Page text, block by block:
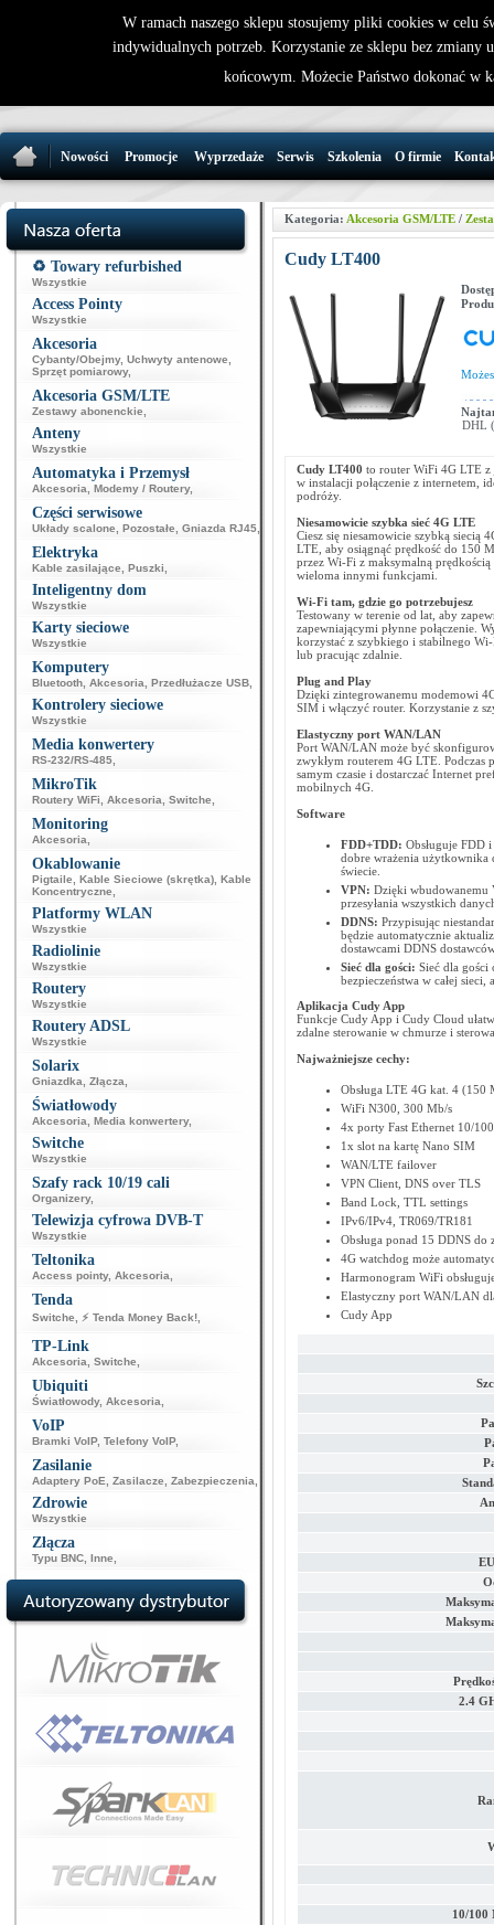
32 721 86
Nowości Promocje Wyprzedaże Serwis Szkolenia O firmie
♻️ Towary refurbished
Wszystkie
Access Pointy
Wszystkie
Akcesoria
Cybanty/Obejmy, Uchwyty antenowe
Sprzęt pomiarowy,
Akcesoria GSM/LTE
Zestawy abonenckie
Anteny
Wszystkie
Automatyka i Przemysł
Akcesoria Modemy / Routery,
Części serwisowe
Układy scalone Pozostałe Gniazda RJ45
Elektryka
Kable zasilające Puszki
Inteligentny dom
Wszystkie
Karty sieciowe
Wszystkie
Komputery
Bluetooth Akcesoria Przedłużacze USB
Kontrolery sieciowe
Wszystkie
Media konwertery
RS-232/RS-485
MikroTik
Routery WiFi Akcesoria Switche
Monitoring
Akcesoria
Okablowanie
Pigtaile Kable Sieciowe (skrętka) Kable
Koncentryczne
Platformy WLAN
Wszystkie
Radiolinie
Wszystkie
Routery
Wszystkie
Routery ADSL
Wszystkie
Solarix
Gniazdka Złącza
Światłowody
Akcesoria Media konwertery,
Switche
Wszystkie
Szafy rack 10/19 cali
Organizery,
Telewizja cyfrowa DVB-T
Wszystkie
Teltonika
Access pointy, Akcesoria
Tenda
Switche ⚡ Tenda Money Back!
TP-Link
Akcesoria Switche
Ubiquiti
Światłowody, Akcesoria
VoIP
Bramki VoIP, Telefony VoIP,
Zasilanie
Adaptery PoE Zasilacze Zabezpieczenia
Zdrowie
Wszystkie
Złącza
Typu BNC Inne
Kategoria: Akcesoria GSM/LTE/
Cudy LT400
DHL
Cudy LT400 to router WiFi 4G LTE z
w instalacji połączenie z internetem,
podróży.
Niesamowicie szybka sieć 4G LTE
Ciesz się niesamowicie szybką siecią
LTE, aby osiągnąć prędkość do 150
przez Wi-Fi z maksymalną
wieloma innymi funkcjami.
Wi-Fi tam, gdzie go potrzebujesz
Testowany w terenie od lat, aby
zapewniającymi płynne połączenie.
korzystać z szybkiego i stabilnego
lub pracując zdalnie.
Plug and Play
Dzięki zintegrowanemu modemowi
SIM i włączyć router. Korzystanie z
Elastyczny port WAN/LAN
Port WAN/LAN może być
zwykłym routerem 4G LTE.
samym czasie i dostarczać Internet
mobilnych 4G.
Software
FDD+TDD: Obsługuje FDD
dobre wrażenia użytkownika
świecie.
VPN: Dzięki wbudowanemu
przesyłania wszystkich
DDNS: Przypisując
będzie automatycznie
dostawcami DDNS
Sieć dla gości: Sieć dla
bezpieczeństwa w całej
Aplikacja Cudy App
Funkcje Cudy App i Cudy Cloud
zdalne sterowanie w chmurze i
Najważniejsze cechy:
Obsługa LTE 4G kat. 4 (150
WiFi N300, 300 Mb/s
4x porty Fast Ethernet 10/
1x slot na kartę Nano SIM
WAN/LTE failover
VPN Client, DNS over TLS
Band Lock, TTL settings
IPv6/IPv4, TR069/TR181
Obsługa ponad 15 DDNS do
4G watchdog może
Harmonogram WiFi
Elastyczny port WAN/LAN
Cudy App
2.4
10/100
W ramach naszego sklepu stosujemy pliki cookies w celu
indywidualnych potrzeb. Korzystanie ze sklepu bez zmiany
końcowym. Możecie Państwo dokonać w